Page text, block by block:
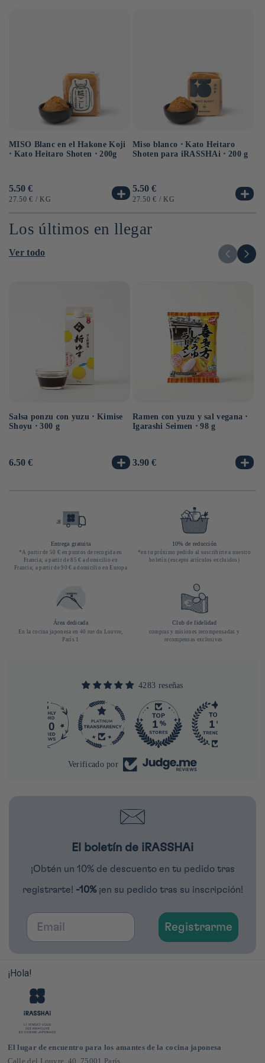
MISO Blanc en el Hakone Koji
⋅ Kato Heitaro Shoten ⋅ 200g
Precio
habitual
5.50 €
PRECIO
27.50 € / POR
KG
Miso blanco ⋅ Kato Heitaro
Shoten para iRASSHAi ⋅ 200 g
Precio
habitual
5.50 €
PRECIO
27.50 € / POR
KG
Los últimos en llegar
Ver todo
Salsa ponzu con yuzu ⋅ Kimise
Shoyu ⋅ 300 g
Precio
6.50 €
Ramen con yuzu y sal vegana ⋅
Igarashi Seimen ⋅ 98 g
Precio
3.90 €
Entrega gratuita
*A partir de 50 € en puntos de recogida en
Francia; a partir de 85 € a domicilio en
Francia; a partir de 90 € a domicilio en Europa
10% de reducción
*en tu próximo pedido al suscribirte a nuestro
boletín (excepto artículos excluidos)
Área dedicada
En la cocina japonesa en 40 rue du Louvre,
París 1
Club de fidelidad
compras y misiones recompensadas y
recompensas exclusivas
4283 reseñas
4283 290
Verificado por
El boletín de iRASSHAi
¡Obtén un 10% de descuento en tu pedido tras
registrarte! -10% ¡en su pedido tras su inscripción!
Email
Registrarme
¡Hola!
El lugar de encuentro para los amantes de la cocina japonesa
Calle del Louvre, 40, 75001 París